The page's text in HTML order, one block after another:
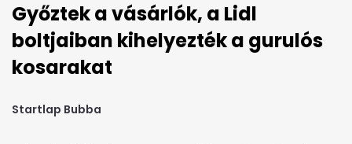
Győztek a vásárlók, a Lidl
boltjaiban kihelyezték a gurulós
kosarakat
Startlap Bubba